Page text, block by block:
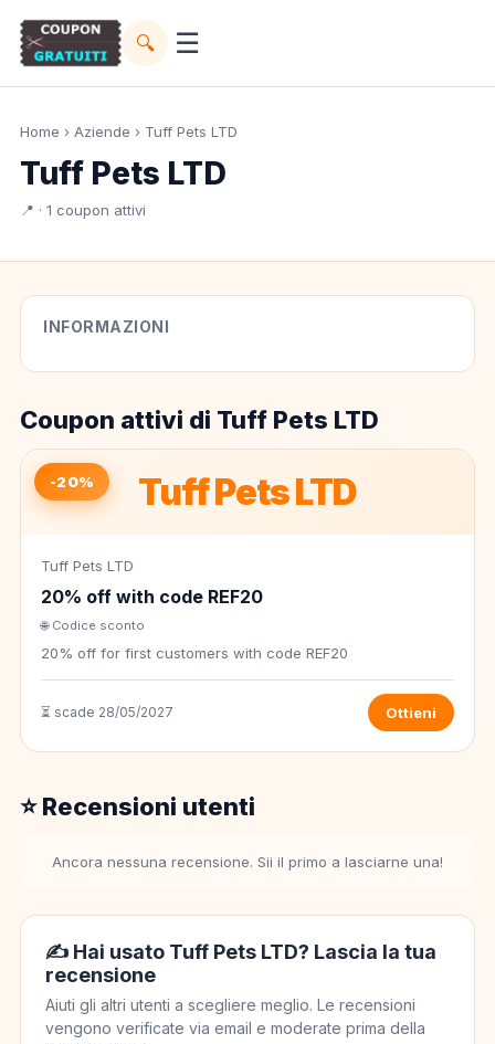
🔍 ☰
Home › Aziende › Tuff Pets LTD
Tuff Pets LTD
📍 · 1 coupon attivi
INFORMAZIONI
Coupon attivi di Tuff Pets LTD
Tuff Pets LTD
-20%
Tuff Pets LTD
20% off with code REF20
🌐 Codice sconto
20% off for first customers with code REF20
⏳ scade 28/05/2027 Ottieni
⭐ Recensioni utenti
Ancora nessuna recensione. Sii il primo a lasciarne una!
✍️ Hai usato Tuff Pets LTD? Lascia la tua
recensione
Aiuti gli altri utenti a scegliere meglio. Le recensioni
vengono verificate via email e moderate prima della